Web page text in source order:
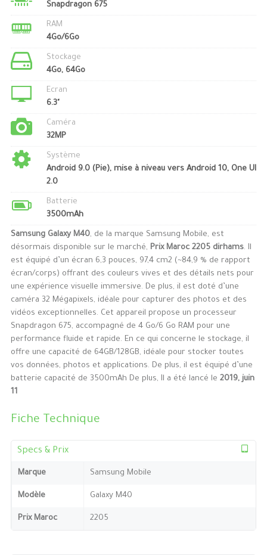
Snapdragon 675
RAM
4Go/6Go
Stockage
4Go, 64Go
Ecran
6.3"
Caméra
32MP
Système
Android 9.0 (Pie), mise à niveau vers Android 10, One UI
2.0
Batterie
3500mAh
Samsung Galaxy M40, de la marque Samsung Mobile, est
désormais disponible sur le marché, Prix Maroc 2205 dirhams. Il
est équipé d’un écran 6,3 pouces, 97,4 cm2 (~84,9 % de rapport
écran/corps) offrant des couleurs vives et des détails nets pour
une expérience visuelle immersive. De plus, il est doté d’une
caméra 32 Mégapixels, idéale pour capturer des photos et des
vidéos exceptionnelles. Cet appareil propose un processeur
Snapdragon 675, accompagné de 4 Go/6 Go RAM pour une
performance fluide et rapide. En ce qui concerne le stockage, il
offre une capacité de 64GB/128GB, idéale pour stocker toutes
vos données, photos et applications. De plus, il est équipé d’une
batterie capacité de 3500mAh De plus, Il a été lancé le 2019, juin
11
Fiche Technique
Specs & Prix
Marque Samsung Mobile
Modèle Galaxy M40
Prix Maroc 2205